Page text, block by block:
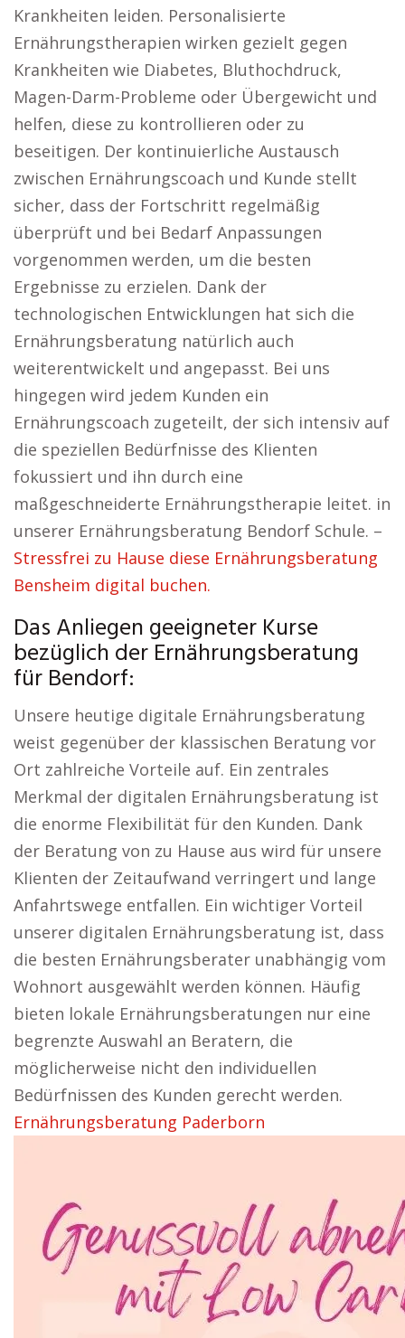
Krankheiten leiden. Personalisierte
Ernährungstherapien wirken gezielt gegen
Krankheiten wie Diabetes, Bluthochdruck,
Magen-Darm-Probleme oder Übergewicht und
helfen, diese zu kontrollieren oder zu
beseitigen. Der kontinuierliche Austausch
zwischen Ernährungscoach und Kunde stellt
sicher, dass der Fortschritt regelmäßig
überprüft und bei Bedarf Anpassungen
vorgenommen werden, um die besten
Ergebnisse zu erzielen. Dank der
technologischen Entwicklungen hat sich die
Ernährungsberatung natürlich auch
weiterentwickelt und angepasst. Bei uns
hingegen wird jedem Kunden ein
Ernährungscoach zugeteilt, der sich intensiv auf
die speziellen Bedürfnisse des Klienten
fokussiert und ihn durch eine
maßgeschneiderte Ernährungstherapie leitet. in
unserer Ernährungsberatung Bendorf Schule. –
Stressfrei zu Hause diese Ernährungsberatung
Bensheim digital buchen.
Das Anliegen geeigneter Kurse
bezüglich der Ernährungsberatung
für Bendorf:
Unsere heutige digitale Ernährungsberatung
weist gegenüber der klassischen Beratung vor
Ort zahlreiche Vorteile auf. Ein zentrales
Merkmal der digitalen Ernährungsberatung ist
die enorme Flexibilität für den Kunden. Dank
der Beratung von zu Hause aus wird für unsere
Klienten der Zeitaufwand verringert und lange
Anfahrtswege entfallen. Ein wichtiger Vorteil
unserer digitalen Ernährungsberatung ist, dass
die besten Ernährungsberater unabhängig vom
Wohnort ausgewählt werden können. Häufig
bieten lokale Ernährungsberatungen nur eine
begrenzte Auswahl an Beratern, die
möglicherweise nicht den individuellen
Bedürfnissen des Kunden gerecht werden.
Ernährungsberatung Paderborn